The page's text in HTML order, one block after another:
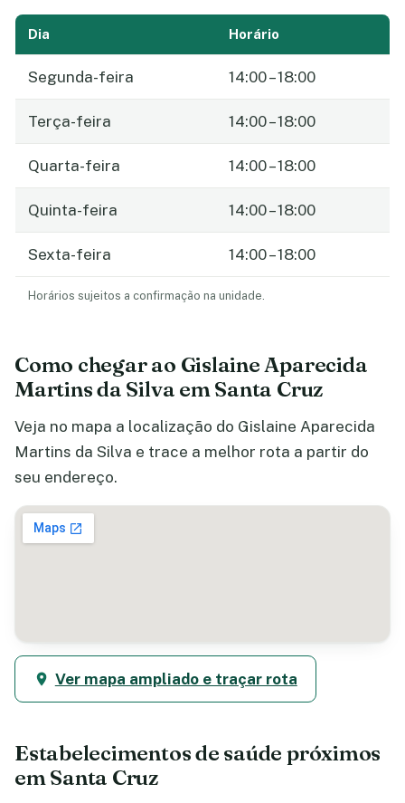
Dia Horário
Segunda-feira 14:00 – 18:00
Terça-feira 14:00 – 18:00
Quarta-feira 14:00 – 18:00
Quinta-feira 14:00 – 18:00
Sexta-feira 14:00 – 18:00
Horários sujeitos a confirmação na unidade.
Como chegar ao Gislaine Aparecida
Martins da Silva em Santa Cruz
Veja no mapa a localização do Gislaine Aparecida
Martins da Silva e trace a melhor rota a partir do
seu endereço.
Ver mapa ampliado e traçar rota
Estabelecimentos de saúde próximos
em Santa Cruz